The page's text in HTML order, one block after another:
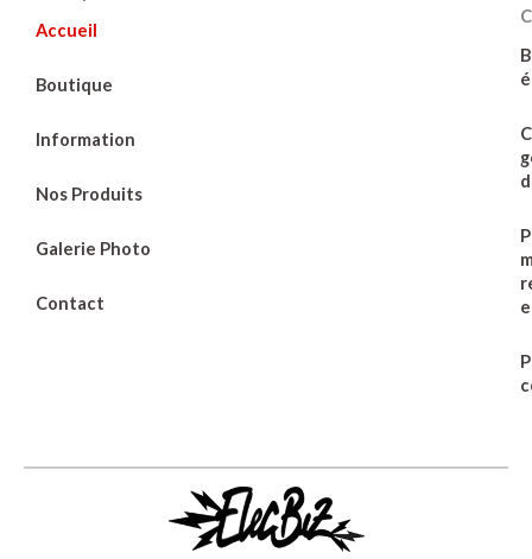
Accueil
Boutique
Information
Nos Produits
Galerie Photo
Contact